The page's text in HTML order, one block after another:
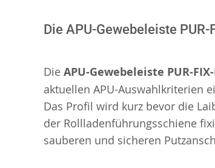
Die APU-Gewebeleiste PUR-
Die APU-Gewebeleiste PUR-
aktuellen APU-Auswahlkriterien
Das Profil wird kurz bevor die
der Rollladenführungsschiene
sauberen und sicheren